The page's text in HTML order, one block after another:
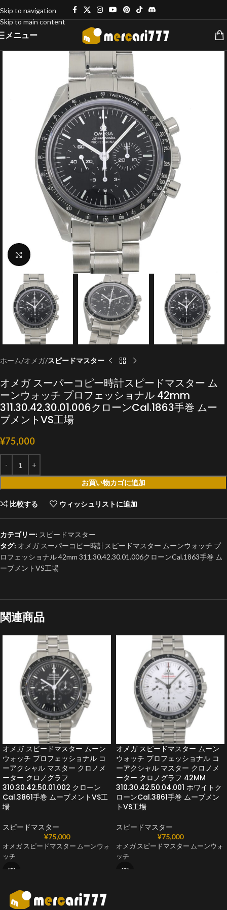
Skip to navigation
Skip to main content
メニュー
クリックで拡大
ホーム オメガ スピードマスター
オメガ スーパーコピー時計スピードマスター ム
ーンウォッチ プロフェッショナル 42mm
311.30.42.30.01.006クローンCal.1863手巻 ムー
ブメントVS工場
¥75,000
お買い物カゴに追加
比較する ウィッシュリストに追加
カテゴリー: スピードマスター
タグ: オメガ スーパーコピー時計スピードマスター ムーンウォッチ プ
ロフェッショナル 42mm 311.30.42.30.01.006クローンCal.1863手巻 ム
ーブメントVS工場
関連商品
オメガ スピードマスター ムーン
ウォッチ プロフェッショナル コ
ーアクシャル マスター クロノメ
ーター クロノグラフ
310.30.42.50.01.002 クローン
Cal.3861手巻 ムーブメントVS工
場
スピードマスター
¥75,000
オメガ スピードマスター ムーンウォ
ッチ
オメガ スピードマスター ムーン
ウォッチ プロフェッショナル コ
ーアクシャル マスター クロノメ
ーター クロノグラフ 42MM
310.30.42.50.04.001 ホワイトク
ローンCal.3861手巻 ムーブメン
トVS工場
スピードマスター
¥75,000
オメガ スピードマスター ムーンウォ
ッチ